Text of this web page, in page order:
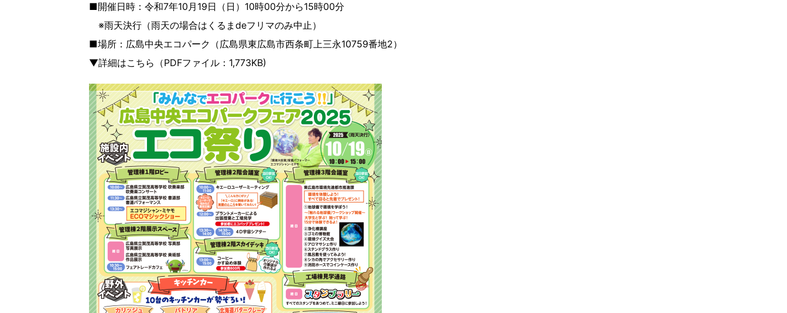
■開催日時：令和7年10月19日（日）10時00分から15時00分
※雨天決行（雨天の場合はくるまdeフリマのみ中止）
■場所：広島中央エコパーク（広島県東広島市西条町上三永10759番地2）
▼詳細はこちら（PDFファイル：1,773KB)